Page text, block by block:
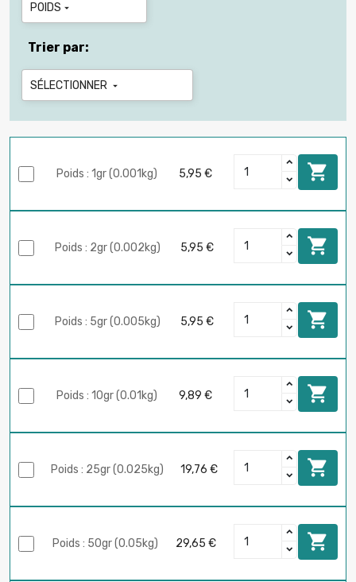
POIDS 
Trier par:
SÉLECTIONNER 
Poids : 1gr (0.001kg) 5,95 € 
Poids : 2gr (0.002kg) 5,95 € 
Poids : 5gr (0.005kg) 5,95 € 
Poids : 10gr (0.01kg) 9,89 € 
Poids : 25gr (0.025kg) 19,76 € 
Poids : 50gr (0.05kg) 29,65 € 